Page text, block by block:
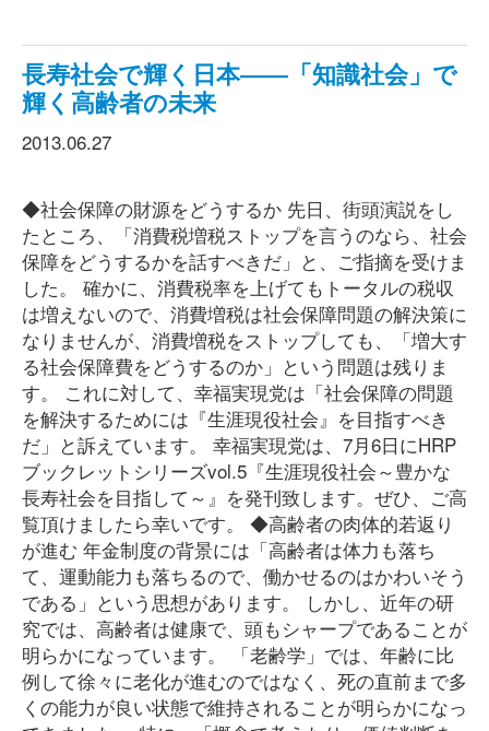
長寿社会で輝く日本――「知識社会」で
輝く高齢者の未来
2013.06.27
◆社会保障の財源をどうするか 先日、街頭演説をし
たところ、「消費税増税ストップを言うのなら、社会
保障をどうするかを話すべきだ」と、ご指摘を受けま
した。 確かに、消費税率を上げてもトータルの税収
は増えないので、消費増税は社会保障問題の解決策に
なりませんが、消費増税をストップしても、「増大す
る社会保障費をどうするのか」という問題は残りま
す。 これに対して、幸福実現党は「社会保障の問題
を解決するためには『生涯現役社会』を目指すべき
だ」と訴えています。 幸福実現党は、7月6日にHRP
ブックレットシリーズvol.5『生涯現役社会～豊かな
長寿社会を目指して～』を発刊致します。ぜひ、ご高
覧頂けましたら幸いです。 ◆高齢者の肉体的若返り
が進む 年金制度の背景には「高齢者は体力も落ち
て、運動能力も落ちるので、働かせるのはかわいそう
である」という思想があります。 しかし、近年の研
究では、高齢者は健康で、頭もシャープであることが
明らかになっています。 「老齢学」では、年齢に比
例して徐々に老化が進むのではなく、死の直前まで多
くの能力が良い状態で維持されることが明らかになっ